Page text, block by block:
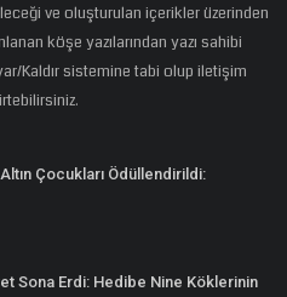
ve oluşturulan içerikler üzerinden
köşe yazılarından yazı sahibi
Kaldır sistemine tabi olup iletişim
Altın Çocukları Ödüllendirildi:
Sona Erdi: Hedibe Nine Köklerinin